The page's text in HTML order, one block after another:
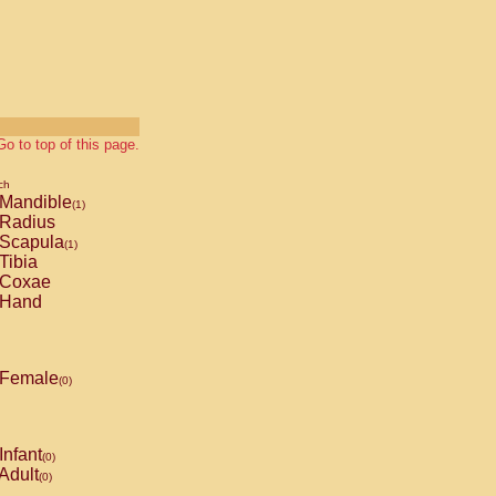
to top of this page.
Mandible(1)
Radius
Scapula(1)
Tibia
Coxae
Hand
Female(0)
Infant(0)
(0)